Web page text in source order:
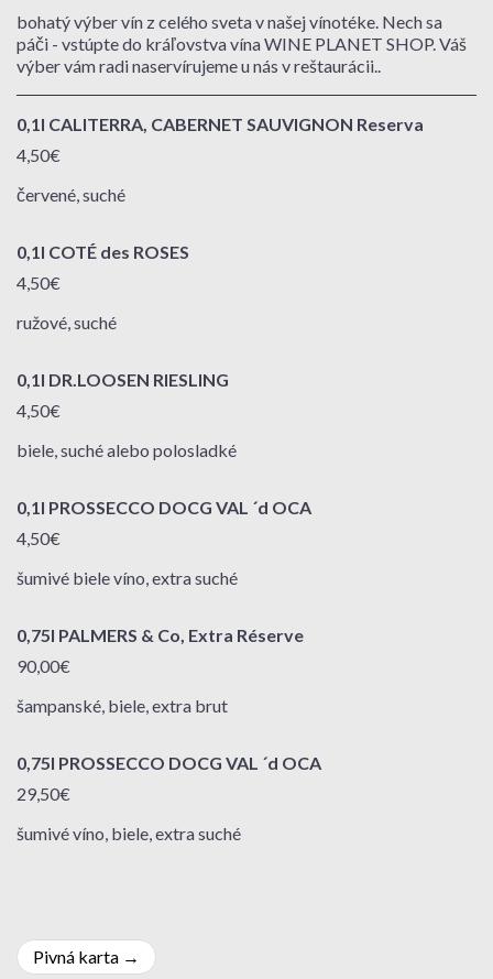
bohatý výber vín z celého sveta v našej vínotéke. Nech sa
páči - vstúpte do kráľovstva vína WINE PLANET SHOP. Váš
výber vám radi naservírujeme u nás v reštaurácii..
0,1l CALITERRA, CABERNET SAUVIGNON Reserva
4,50€
červené, suché
0,1l COTÉ des ROSES
4,50€
ružové, suché
0,1l DR.LOOSEN RIESLING
4,50€
biele, suché alebo polosladké
0,1l PROSSECCO DOCG VAL ´d OCA
4,50€
šumivé biele víno, extra suché
0,75l PALMERS & Co, Extra Réserve
90,00€
šampanské, biele, extra brut
0,75l PROSSECCO DOCG VAL ´d OCA
29,50€
šumivé víno, biele, extra suché
Navigácia
Pivná karta